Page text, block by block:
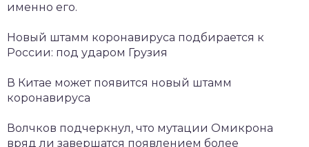
именно его.
Новый штамм коронавируса подбирается к
России: под ударом Грузия
В Китае может появится новый штамм
коронавируса
Волчков подчеркнул, что мутации Омикрона
вряд ли завершатся появлением более